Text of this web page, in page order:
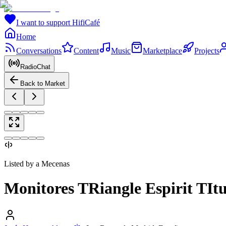
I want to support HifiCafé
Home
Conversations
Content Music Marketplace Projects
RadioChat
Back to Market
Listed by a Mecenas
Monitores TRiangle Espirit